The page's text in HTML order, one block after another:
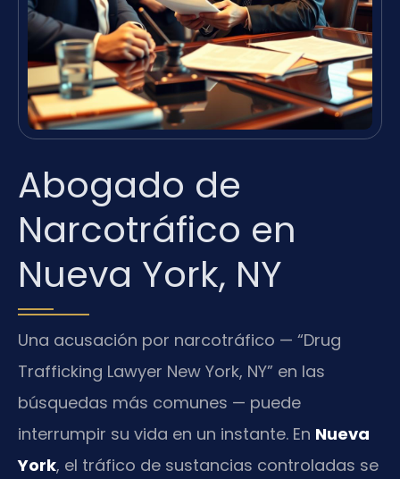
Abogado de
Narcotráfico en
Nueva York, NY
Una acusación por narcotráfico — “Drug
Trafficking Lawyer New York, NY” en las
búsquedas más comunes — puede
interrumpir su vida en un instante. En Nueva
York, el tráfico de sustancias controladas se